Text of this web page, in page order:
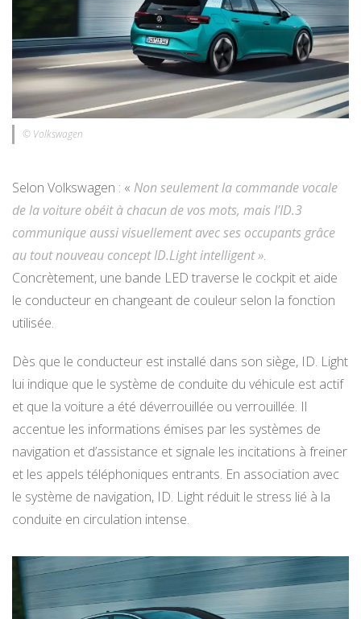
© Volkswagen
Selon Volkswagen : « Non seulement la commande vocale
de la voiture obéit à chacun de vos mots, mais l’ID.3
communique aussi visuellement avec ses occupants grâce
au tout nouveau concept ID.Light intelligent ».
Concrètement, une bande LED traverse le cockpit et aide
le conducteur en changeant de couleur selon la fonction
utilisée.
Dès que le conducteur est installé dans son siège, ID. Light
lui indique que le système de conduite du véhicule est actif
et que la voiture a été déverrouillée ou verrouillée. Il
accentue les informations émises par les systèmes de
navigation et d’assistance et signale les incitations à freiner
et les appels téléphoniques entrants. En association avec
le système de navigation, ID. Light réduit le stress lié à la
conduite en circulation intense.